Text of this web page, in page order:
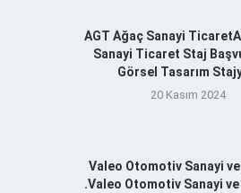
AGT Ağaç Sanayi
Sanayi Ticaret Staj
Görsel Tasarım
20 Kasım 2024
Valeo Otomotiv Sanayi
.Valeo Otomotiv Sanayi